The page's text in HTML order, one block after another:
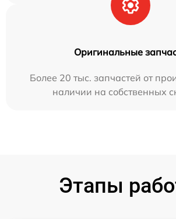
Оригинальные
Более 20 тыс. запчастей от
наличии на собственных
Этапы